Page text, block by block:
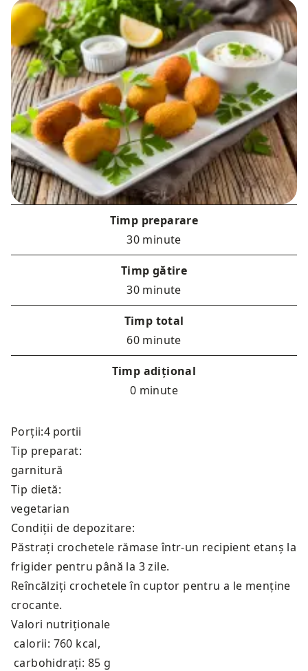
Timp preparare
30 minute
Timp gătire
30 minute
Timp total
60 minute
Timp adițional
0 minute
Porții:
Tip preparat:
garnitură
Tip dietă:
vegetarian
Condiții de depozitare:
Păstrați crochetele rămase într-un recipient etanș la
frigider pentru până la 3 zile.
Reîncălziți crochetele în cuptor pentru a le menține
crocante.
Valori nutriționale
calorii: 760 kcal,
carbohidrați: 85 g